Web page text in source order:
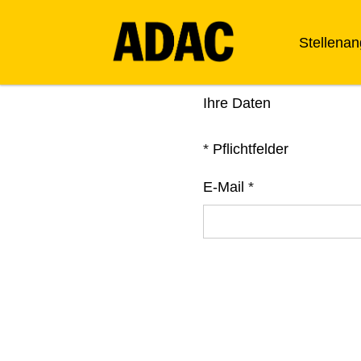
Ihre Daten
* Pflichtfelder
E-Mail *